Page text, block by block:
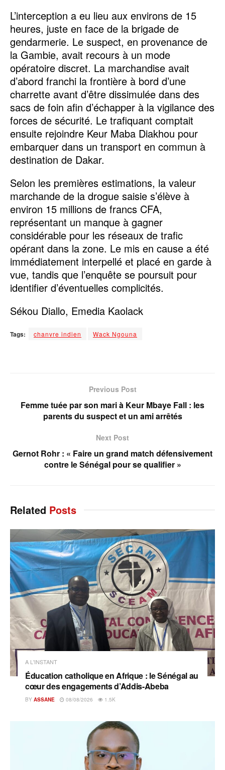
L’interception a eu lieu aux environs de 15
heures, juste en face de la brigade de
gendarmerie. Le suspect, en provenance de
la Gambie, avait recours à un mode
opératoire discret. La marchandise avait
d’abord franchi la frontière à bord d’une
charrette avant d’être dissimulée dans des
sacs de foin afin d’échapper à la vigilance des
forces de sécurité. Le trafiquant comptait
ensuite rejoindre Keur Maba Diakhou pour
embarquer dans un transport en commun à
destination de Dakar.
Selon les premières estimations, la valeur
marchande de la drogue saisie s’élève à
environ 15 millions de francs CFA,
représentant un manque à gagner
considérable pour les réseaux de trafic
opérant dans la zone. Le mis en cause a été
immédiatement interpellé et placé en garde à
vue, tandis que l’enquête se poursuit pour
identifier d’éventuelles complicités.
Sékou Diallo, Emedia Kaolack
Tags: chanvre indien Wack Ngouna
Previous Post
Femme tuée par son mari à Keur Mbaye Fall : les
parents du suspect et un ami arrêtés
Next Post
Gernot Rohr : « Faire un grand match défensivement
contre le Sénégal pour se qualifier »
Related Posts
A L'INSTANT
Éducation catholique en Afrique : le Sénégal au
cœur des engagements d’Addis-Abeba
BY ASSANE 08/08/2026 1.5K